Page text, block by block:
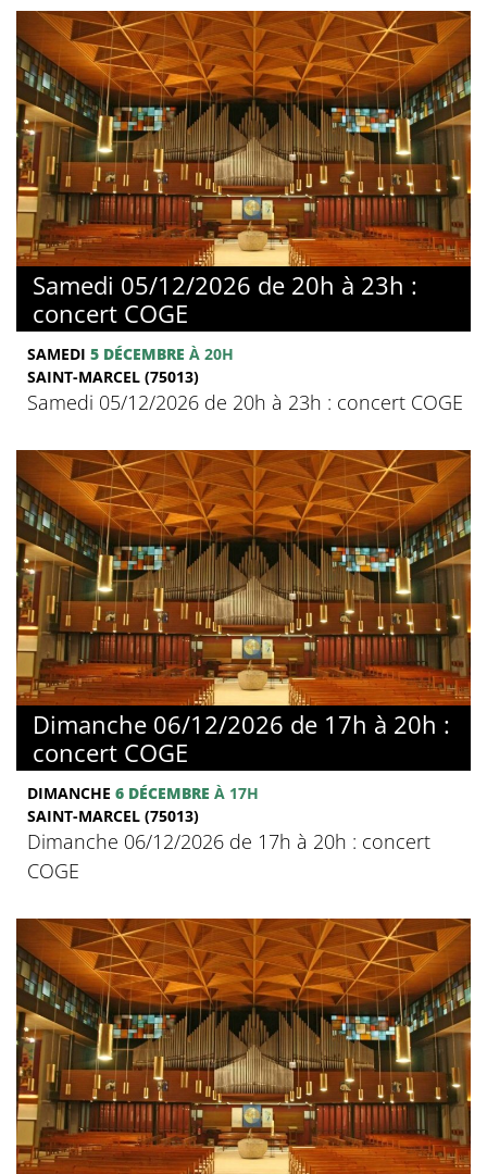
Samedi 05/12/2026 de 20h à 23h :
concert COGE
SAMEDI 5 DÉCEMBRE À 20H
SAINT-MARCEL (75013)
Samedi 05/12/2026 de 20h à 23h : concert COGE
Dimanche 06/12/2026 de 17h à 20h :
concert COGE
DIMANCHE 6 DÉCEMBRE À 17H
SAINT-MARCEL (75013)
Dimanche 06/12/2026 de 17h à 20h : concert
COGE